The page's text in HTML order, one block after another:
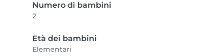
Numero di bambini
2
Età dei bambini
Elementari